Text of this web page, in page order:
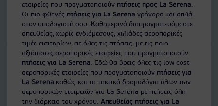
εταιρείες που πραγματοποιούν πτήσεις προς La Serena.
Οι πιο φθηνές πτήσεις για La Serena γρήγορα και απλά
στον υπολογιστή σου. Καθημερινά διαπραγματευόμαστε
απευθείας, χωρίς ενδιάμεσους, χιλιάδες αεροπορικές
τιμές εισιτηρίων, σε όλες τις πτήσεις, με τις ποιο
αξιόπιστες αεροπορικές εταιρείες που πραγματοποιούν
πτήσεις για La Serena. Εδώ θα βρεις όλες τις low cost
αεροπορικές εταιρείες που πραγματοποιούν πτήσεις για
La Serena καθώς και τα τακτικά δρομολόγια όλων των
αεροπορικών εταιρειών για La Serena με πτήσεις όλη
την διάρκεια του χρόνου. Απευθείας πτήσεις για La